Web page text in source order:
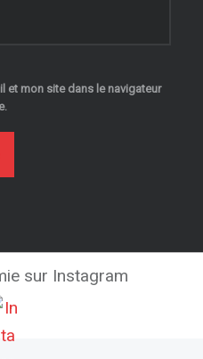
et mon site dans le navigateur
sur Instagram